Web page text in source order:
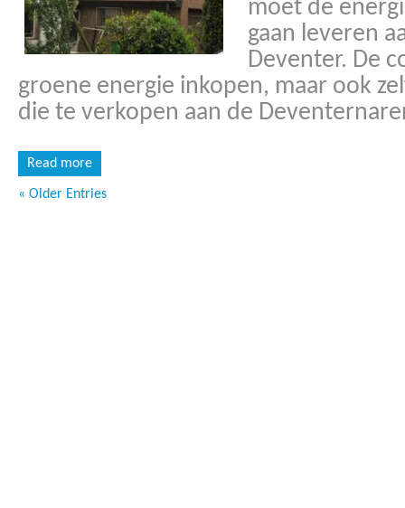
moet de
gaan leveren
Deventer. De
groene energie inkopen, maar ook
die te verkopen aan de
Read more
« Older Entries